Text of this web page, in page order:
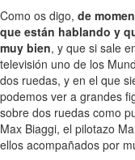
Como os digo, de
que están hablando y
muy bien, y que si sale
televisión uno de los
dos ruedas, y en el que
podemos ver a grandes
sobre dos ruedas como
Max Biaggi, el pilotazo
ellos acompañados por